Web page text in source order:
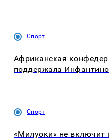
Спорт
Африканская
поддержала Инфантино
Спорт
«Милуоки» не включит